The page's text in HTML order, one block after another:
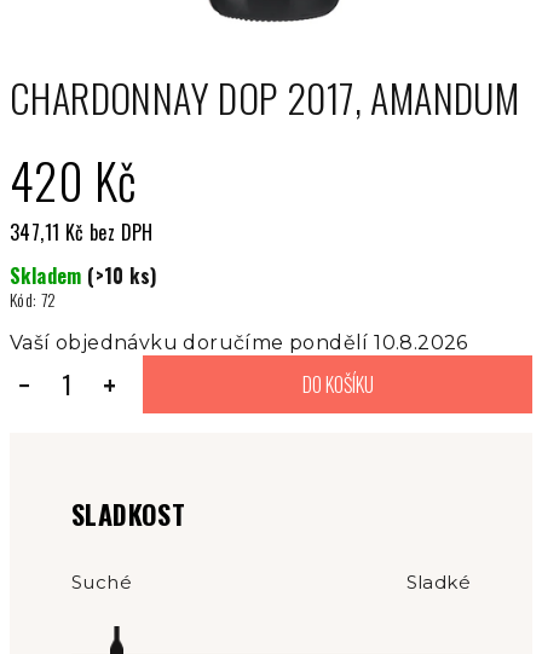
CHARDONNAY DOP 2017, AMANDUM
420 Kč
347,11 Kč bez DPH
cena:
Skladem (>10 ks)
Kód: 72
Vaší objednávku doručíme pondělí 10.8.2026
+
− DO KOŠÍKU
SLADKOST
Suché Sladké